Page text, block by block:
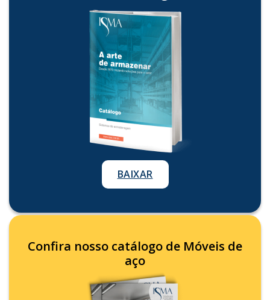
BAIXAR
Confira nosso catálogo de Móveis de
aço